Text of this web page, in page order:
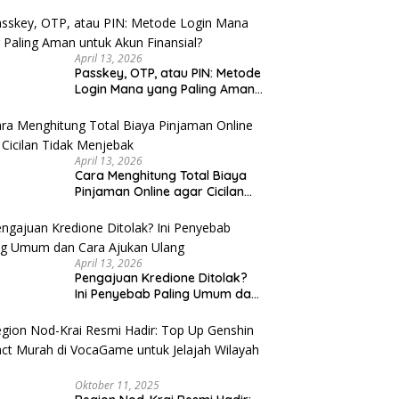
April 13, 2026
Passkey, OTP, atau PIN: Metode
Login Mana yang Paling Aman
April 13, 2026
Cara Menghitung Total Biaya
Pinjaman Online agar Cicilan
April 13, 2026
Pengajuan Kredione Ditolak?
Ini Penyebab Paling Umum dan
Oktober 11, 2025